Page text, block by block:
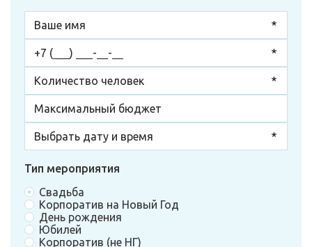
Тип мероприятия
Свадьба
Корпоратив на Новый Год
День рождения
Юбилей
Корпоратив (не НГ)